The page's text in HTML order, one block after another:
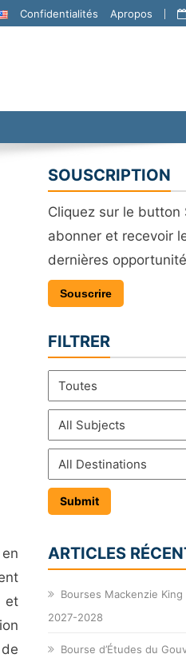
Confidentialités Apropos
et
SOUSCRIPTION
Cliquez sur le button
abonner et recevoir
dernières
Souscrire
FILTRER
ARTICLES
Bourses Mackenzie King
2027-2028
Bourse d’Études du